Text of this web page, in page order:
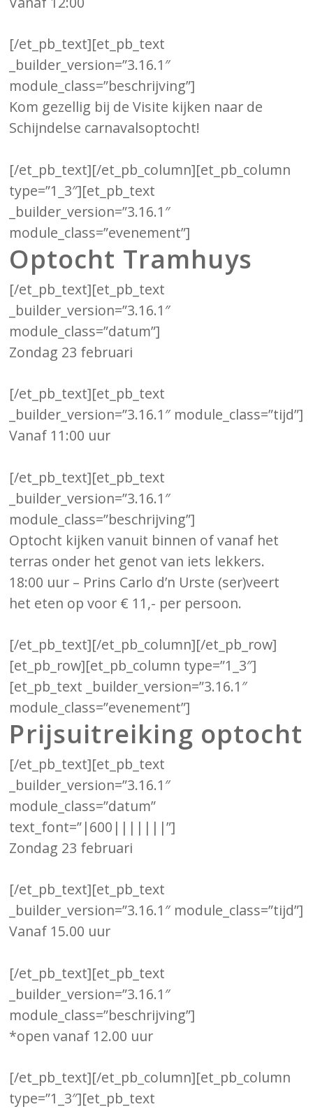
[/et_pb_text][et_pb_text
_builder_version=”3.16.1″
module_class=”beschrijving”]
Kom gezellig bij de Visite kijken naar de
Schijndelse carnavalsoptocht!
[/et_pb_text][/et_pb_column][et_pb_column
type=”1_3″][et_pb_text
_builder_version=”3.16.1″
module_class=”evenement”]
Optocht Tramhuys
[/et_pb_text][et_pb_text
_builder_version=”3.16.1″
module_class=”datum”]
Zondag 23 februari
[/et_pb_text][et_pb_text
_builder_version=”3.16.1″ module_class=”tijd”]
Vanaf 11:00 uur
[/et_pb_text][et_pb_text
_builder_version=”3.16.1″
module_class=”beschrijving”]
Optocht kijken vanuit binnen of vanaf het
terras onder het genot van iets lekkers.
18:00 uur – Prins Carlo d’n Urste (ser)veert
het eten op voor € 11,- per persoon.
[/et_pb_text][/et_pb_column][/et_pb_row]
[et_pb_row][et_pb_column type=”1_3″]
[et_pb_text _builder_version=”3.16.1″
module_class=”evenement”]
Prijsuitreiking optocht
[/et_pb_text][et_pb_text
_builder_version=”3.16.1″
module_class=”datum”
text_font=”|600|||||||”]
Zondag 23 februari
[/et_pb_text][et_pb_text
_builder_version=”3.16.1″ module_class=”tijd”]
Vanaf 15.00 uur
[/et_pb_text][et_pb_text
_builder_version=”3.16.1″
module_class=”beschrijving”]
*open vanaf 12.00 uur
[/et_pb_text][/et_pb_column][et_pb_column
type=”1_3″][et_pb_text